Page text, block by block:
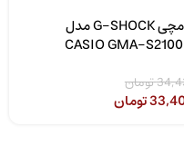
ساعت مچی G-SHOCK مدل
CASIO GMA-
تومان
تومان